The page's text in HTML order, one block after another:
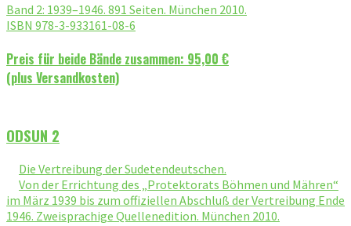
Band 2: 1939–1946. 891 Seiten. München 2010.
ISBN 978-3-933161-08-6
Preis für beide Bände zusammen: 95,00 €
(plus Versandkosten)
ODSUN 2
Die Vertreibung der Sudetendeutschen.
Von der Errichtung des „Protektorats Böhmen und Mähren“
im März 1939 bis zum offiziellen Abschluß der Vertreibung Ende
1946. Zweisprachige Quellenedition. München 2010.